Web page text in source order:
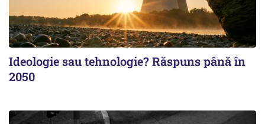
Ideologie sau tehnologie? Răspuns până în
2050